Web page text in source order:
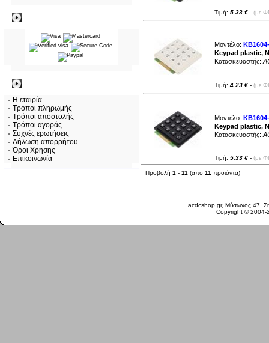
Η εταιρία
Τρόποι πληρωμής
Τρόποι αποστολής
Τρόποι αγοράς
Συχνές ερωτήσεις
Δήλωση απορρήτου
Όροι Χρήσης
Επικοινωνία
Τιμή: 5.33 € - (με
Μοντέλο:
Keypad plastic,
Κατασκευαστής:
Τιμή: 4.23 € - (με
Μοντέλο:
Keypad plastic,
Κατασκευαστής:
Τιμή: 5.33 € - (με
Προβολή 1 - 11 (απο 11 προιόντα)
acdcshop.gr, Μύσωνος 47,
Copyright ©